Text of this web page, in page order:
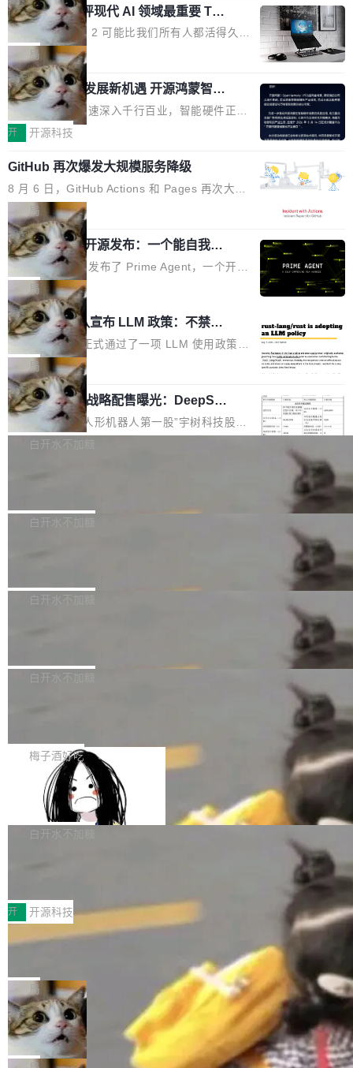
功率段机身尺寸十分紧凑的1600W电源产品。小
巧机身有效提升市面主流标准A...
业化营销服务的需求从未如此迫切。 但市场扩容
的同时,服务商的竞争逻辑正在改变。2026年Top
Agency年度合辑的观察指出,“产品”这个离消费
者最近的载体,在整个品牌营销层面的权重显著变
高了。全域营销服务商的竞争正在从规模转向深
度,案例厚度、全域覆盖、多线协同...
n 这条推文引发了广泛讨论。他不是在说风凉
话，他是说出了一个圈内人尽皆知但很少公开捅
破的事实。 Jordan 随后补充了一句软化声明：
「我不认为这些会议上大部分论文都在过度宣传
或造假。问题是，作为读者，如果你筛选出那些
看起来最令人兴奋的论文，那它们大部分都是过
度宣传的。」 这才是真正的痛点。不是所有论文
都有问题，是最吸引眼球的那批论文最有问题。
他引用的帖子来自 Mathew Shen，一位 ICLR 2
026 的读者：「看了篇 ...
xAI 前工程师评现代 AI 领域最重要 Top
3 开源项目
Flash Attention 2 可能比我们所有人都活得久。
这句话不是来自某个技术博客，而是出自 Hieu
Pham 的一条推文。Hieu Pham 是谁？他是 xAI
的早期工程师之一，在 Grok 训练基础设施团队
工作过。近日他在 X 上发了一条帖子，列出了他
认为现代 AI 领域最重要的三个开源项目。 第一
理由很具体。FA 系列不需要解释，但 FA2 是他
认为最重要的一个——复杂度恰到好处，刚好能
驱动你去学 CuTe，但还没被那些"邪恶的" Hopp
er++ 优化所淹没，足够容易修改和适配。 更关
键的是 FA2 的持久性...
局
共商智能硬件发展新机遇 开源鸿蒙智能
硬件开发者日杭州站即将举行
随着万物智联加速深入千行百业，智能硬件正从
单点设备迈向智能化、网联化、协同化发展。作
鸿蒙通过统一技术底座和分布式能力，为不同类
型智能设备的开发、连接与互联提供关键支撑，
也为产业链企业探索产品创新与商业增长打开新
的空间。 8月14日，开源鸿蒙智能硬件开发者日
（OHDD：OpenHarmony Hardware Develope
r Day）将在杭州启航。活动面向智能硬件产业
链企业和开发者，邀请行业专家与资深技术顾
问，围绕开源鸿蒙技术能力、设备适配、芯片适
配、功耗与稳定性调优、兼容性测评及统一互联
等内容展开系统讲解和实战交流，帮助企业进一
步了解开源鸿蒙在智能...
开 开源科技
GitHub 再次爆发大规模服务降级
8 月 6 日，GitHub Actions 和 Pages 再次大规
模服务降级，Actions 完全不可用超过 5 小时，
webhook 停发，连自托管 runner 也因调度层故
障无法工作。Pages、Copilot code review、C
opilot coding agent 全部受影响。从检测到完全
恢复，大约 12 小时。 这是 2026 年 8 月的第六
起事故，其中四起与 AI/Copilot 服务相关。 Git
Hub 员工 kdaigle 在 HN 讨论中贴出了一组数
据：2025 年全年 10 亿次 commit。现在，每周
2.75 亿次，全年预计 140 亿次。GitHub...
局
Prime Agent 开源发布：一个能自我改
进的编程 Agent，ARC-AGI 3 超越人类
专家基线
Prime Intellect 发布了 Prime Agent，一个开源
的编程 Agent Harness，核心设计围绕两个抽
象：Recursive Language Model（RLM）和 C
ontinual Harness。在 ARC-AGI 3 基准测试
上，Prime Agent + Opus 5 的组合达到了 95.
5% RHAE Best@1，超过了 ARC 报告的人类专
家基线 95.4%。 不是又一个 coding agent 包装
器 Prime Agent 的架构和市面上大多数 coding
agent 有本质区别。大多数 agent harness 的设
计是基于早期模型的能力—...
局
Rust 项目团队宣布 LLM 政策：不禁
止，但你要承认哪些代码不是你写的
Rust 语言项目正式通过了一项 LLM 使用政策，
覆盖 rust-lang/rust 单一仓库的代码贡献。这不
是项目级别的官方立场，目前由五个团队采纳，
但它可能是主流开源项目中关于 AI 辅助贡献最
细致的一份规则。 政策的核心只有一句话：LLM
可以用来分析、提炼、审阅、建议，但不能用来
不得生成涉及安全性的关键变更，除非作者本身
局
宇树科技 IPO 战略配售曝光：DeepSe
ek 获配 93.3 万股，锁定 36 个月
8月6日晚间，“人形机器人第一股”宇树科技股份
有限公司披露IPO发行价格及战略配售结果，杭
36个月。 公告显示，本次宇树科技战略配售对
员工参与设立的专项资产管理计划。其中，Dee
获配9...
白开水不加糖
Bug fixes and enhancements 修复多次传递同
一个回归问题，该问题导致拉取镜像时会拒绝包
题，该问题可能导致在旧版 Linux 内核...
白开水不加糖
e 孵化器项目管理委员会（IPMC）投票中获得
P）！这一里程碑不仅标志着 Fluss 迈入新的发
白开水不加糖
长期停止内容更新，未能实现其作为“AI版维基百
提交的编辑请求也长期处于待处理状态。 Groki
pedia 于去年底上线，定位为由人工智能生成内
容的百科平台，被马斯克视为传统众包百科网站
维基百科的替代方案。Lawfare 调查发现，无论
热门页面还是低关注度页面，均未出现近期更
白开水不加糖
是这样的：配 MessageSource 的 Bean、写 R
eloadableResourceBundleMessageSource、
声明 LocaleResolver、注册 LocaleChangeInt
erceptor…五六步之后才能看到第一行翻译文
本。 Solon 换了个方式。整个 i18n 模块围绕三
梅子酒好吃
Apache Doris 4.1 全面增强 Iceberg：
支持 UPDATE、MERGE INTO 与 Iceb
erg V3
Apache Doris 4.1 要补齐的，正是缺失的那一
半。在已有查询能力的基础上，Doris 进一步支
常维护操作，并完整支持 Iceberg V3 格式。
白开水不加糖
村国家自主创新示范区会议中心开幕。本届大会
由中关村智联软件服务业质量创新联盟主办，以
“智构可信·质创未来——AI原生时代的质量新范
式”为主题，直面AI从实验室走向规模化产业落地
的核心质量命题。会上，《2026智能研发生产力
工具选型手册》发布，Testin云测的Testin XAge
nt智能测试系统入选AI测试领域代表产品。对CI
O而言，这提示了一个转变：AI测试正在从效率
工具升级为企业的质量基础设施。 CIO面对的新
开 开源科技
让非法状态不可表示：一篇关于 ADT
有一种东西，一旦用过就回不去了。Alex Fedos
eev 管它叫"软件设计的基石"。 他说的东西不新
鲜——代数数据类型（ADT），尤其是和类型
（sum type）。但他说清楚了一件事：这不是类
型系统的学术体操，是日常编码的思维方式。 文
章从一个简单的例子切入。一个网站的深色主题
局
Cloudflare 开源内部企业 AI 平台 Clou
dflare OS
Cloudflare 发布了一个开源项目 Cloudflare O
S。如果你只看官方博客，你会觉得这是又一